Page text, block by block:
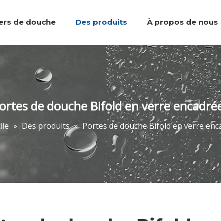
de douche Des produits À propos de nous
de douche Bifold en verre
» Des produits » Portes de douche Bifold en verre